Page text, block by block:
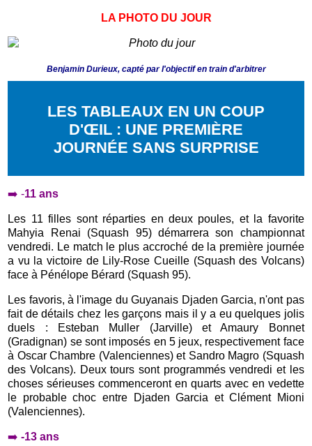
LA PHOTO DU JOUR
Benjamin Durieux, capté par l'objectif en train d'arbitrer
LES TABLEAUX EN UN COUP
D'ŒIL : UNE PREMIÈRE
JOURNÉE SANS SURPRISE
➡️ -11 ans
Les 11 filles sont réparties en deux poules, et la favorite
Mahyia Renai (Squash 95) démarrera son championnat
vendredi. Le match le plus accroché de la première journée
a vu la victoire de Lily-Rose Cueille (Squash des Volcans)
face à Pénélope Bérard (Squash 95).
Les favoris, à l'image du Guyanais Djaden Garcia, n'ont pas
fait de détails chez les garçons mais il y a eu quelques jolis
duels : Esteban Muller (Jarville) et Amaury Bonnet
(Gradignan) se sont imposés en 5 jeux, respectivement face
à Oscar Chambre (Valenciennes) et Sandro Magro (Squash
des Volcans). Deux tours sont programmés vendredi et les
choses sérieuses commenceront en quarts avec en vedette
le probable choc entre Djaden Garcia et Clément Mioni
(Valenciennes).
➡️ -13 ans